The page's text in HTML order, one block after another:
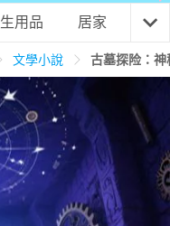
保健 民生用品
休閒 親子玩具
用品 居家 3C
文學小說 古墓探险：